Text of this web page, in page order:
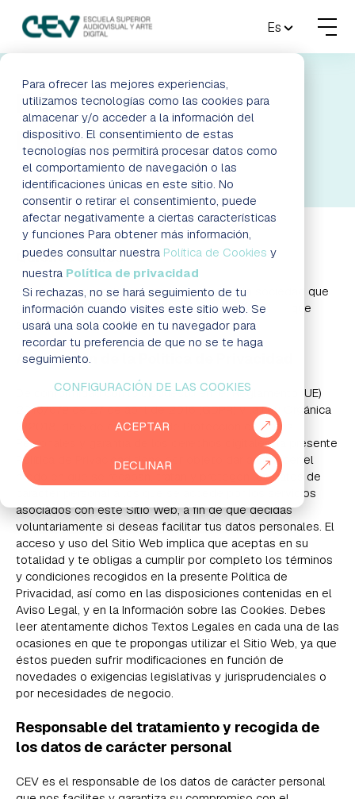
Para ofrecer las mejores experiencias,
utilizamos tecnologías como las cookies para
almacenar y/o acceder a la información del
dispositivo. El consentimiento de estas
tecnologías nos permitirá procesar datos como
el comportamiento de navegación o las
identificaciones únicas en este sitio. No
consentir o retirar el consentimiento, puede
afectar negativamente a ciertas características
y funciones Para obtener más información,
puedes consultar nuestra Política de Cookies y
nuestra Política de privacidad
Si rechazas, no se hará seguimiento de tu
información cuando visites este sitio web. Se
usará una sola cookie en tu navegador para
recordar tu preferencia de que no se te haga
seguimiento.
CONFIGURACIÓN DE LAS COOKIES
ACEPTAR
DECLINAR
MENU
FORMACIONES
ADMISIONES
ACTUALIDAD
ESCUELA
CONTACTO
RESERVAR PLAZA VISITAR ESCUELA
BLOG
EMPRESAS
PARTNERS
931 76 23 43
Es
POLÍTICA DE
PRIVACIDAD
Quiénes somos
Puedes consultar la información relativa a la sociedad que
gestiona el este sitio web visitando elAviso Legal
que
aparece al pie de la página principal.
Aceptación de la Política de Privacidad
De conformidad con lo dispuesto en el Reglamento (UE)
2016/679 de 27 de abril de 2016 (GDPR) y la Ley Orgánica
3/2018, de 5 de diciembre, de Protección de Datos
Personales y garantía de los derechos digitales, la presente
Política de Privacidad tiene por objeto dar a conocer el
modo en que se recaban, tratan y protegen los datos de
carácter personal a los que se accede por los servicios
asociados con este Sitio Web, a fin de que decidas
voluntariamente si deseas facilitar tus datos personales. El
acceso y uso del Sitio Web implica que aceptas en su
totalidad y te obligas a cumplir por completo los términos
y condiciones recogidos en la presente Política de
Privacidad, así como en las disposiciones contenidas en el
Aviso Legal, y en la Información sobre las Cookies. Debes
leer atentamente dichos Textos Legales en cada una de las
ocasiones en que te propongas utilizar el Sitio Web, ya que
éstos pueden sufrir modificaciones en función de
novedades o exigencias legislativas y jurisprudenciales o
por necesidades de negocio.
Responsable del tratamiento y recogida de
los datos de carácter personal
CEV es el responsable de los datos de carácter personal